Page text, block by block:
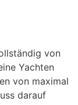
von
Yachten
von maximal
darauf